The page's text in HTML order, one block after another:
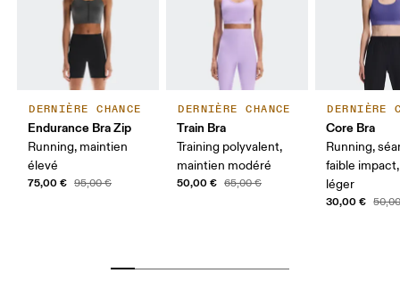
DERNIÈRE CHANCE
Endurance Bra Zip
Running, maintien
élevé
75,00 € 95,00 €
DERNIÈRE CHANCE
Train Bra
Training polyvalent,
maintien modéré
50,00 € 65,00 €
DERNIÈRE
Core Bra
Running,
faible
léger
30,00 €